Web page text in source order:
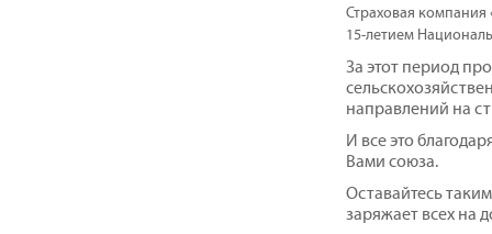
Страховая компания
15-летием
За этот период
направлений на
И все это
Вами союза.
Оставайтесь
заряжает всех на